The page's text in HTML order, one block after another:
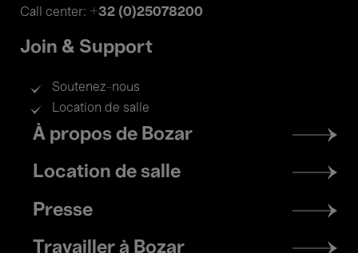
Call center: +32 (0)25078200
Join & Support
Soutenez-nous
Location de salle
Footer
menu
À propos de Bozar
Location de salle
Presse
Travailler à Bozar